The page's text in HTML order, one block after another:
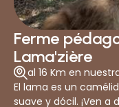
Ferme
Lama'zière
al 16 Km en
El lama es un
suave y dócil. ¡Ven